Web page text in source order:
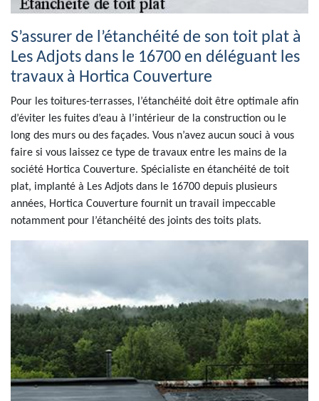
S’assurer de l’étanchéité de son toit plat à
Les Adjots dans le 16700 en déléguant les
travaux à Hortica Couverture
Pour les toitures-terrasses, l’étanchéité doit être optimale afin
d’éviter les fuites d’eau à l’intérieur de la construction ou le
long des murs ou des façades. Vous n’avez aucun souci à vous
faire si vous laissez ce type de travaux entre les mains de la
société Hortica Couverture. Spécialiste en étanchéité de toit
plat, implanté à Les Adjots dans le 16700 depuis plusieurs
années, Hortica Couverture fournit un travail impeccable
notamment pour l’étanchéité des joints des toits plats.